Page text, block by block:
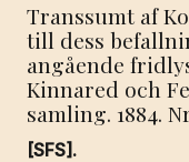
Transsumt af
till dess
angående
Kinnared och
samling. 1884.
[SFS].